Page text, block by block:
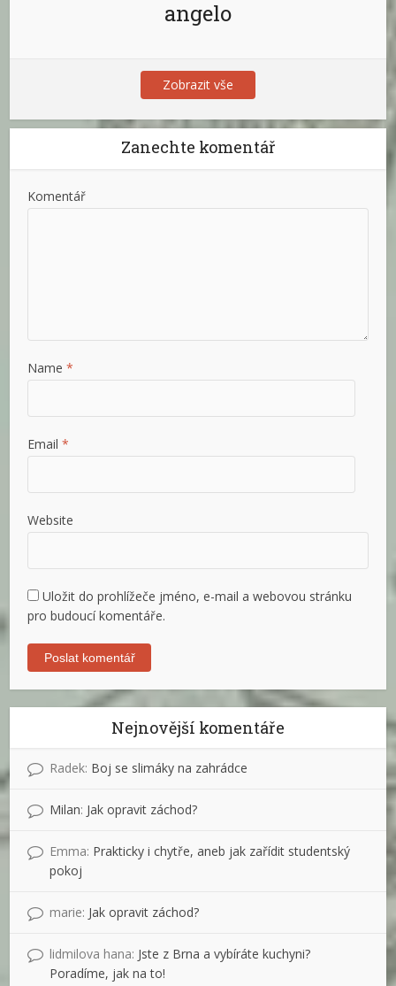
angelo
Zobrazit vše
Zanechte komentář
Komentář
Name *
Email *
Website
Uložit do prohlížeče jméno, e-mail a webovou stránku
pro budoucí komentáře.
Nejnovější komentáře
Radek: Boj se slimáky na zahrádce
Milan: Jak opravit záchod?
Emma: Prakticky i chytře, aneb jak zařídit studentský
pokoj
marie: Jak opravit záchod?
lidmilova hana: Jste z Brna a vybíráte kuchyni?
Poradíme, jak na to!